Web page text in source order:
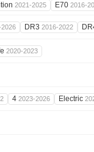
2021-2025 E70 2016-
DR3 2016-2022
2020-2023
4 2023-2026 Electric